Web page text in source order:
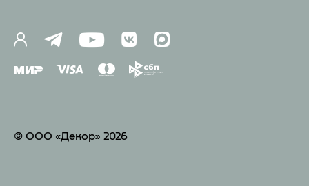
© ООО «Декор» 2026